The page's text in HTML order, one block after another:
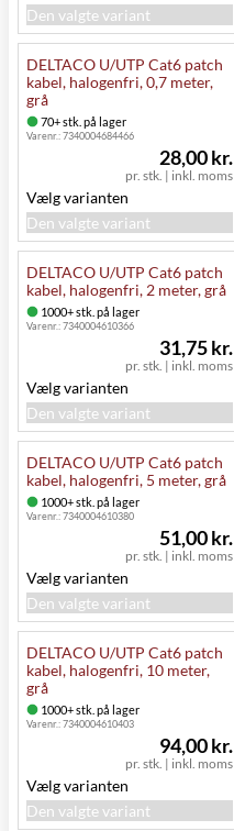
Den valgte variant
DELTACO U/UTP Cat6 patch
kabel, halogenfri, 0,7 meter,
grå
70+ stk. på lager
Varenr.:7340004684466
pr. stk. | inkl. moms
28,00 kr.
Vælg varianten
Den valgte variant
DELTACO U/UTP Cat6 patch
kabel, halogenfri, 2 meter, grå
1000+ stk. på lager
Varenr.:7340004610366
pr. stk. | inkl. moms
31,75 kr.
Vælg varianten
Den valgte variant
DELTACO U/UTP Cat6 patch
kabel, halogenfri, 5 meter, grå
1000+ stk. på lager
Varenr.:7340004610380
pr. stk. | inkl. moms
51,00 kr.
Vælg varianten
Den valgte variant
DELTACO U/UTP Cat6 patch
kabel, halogenfri, 10 meter,
grå
1000+ stk. på lager
Varenr.:7340004610403
pr. stk. | inkl. moms
94,00 kr.
Vælg varianten
Den valgte variant